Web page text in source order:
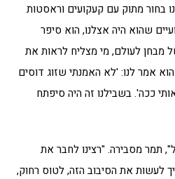
בחור מתוק עם קעקועים וראסטות
שהוא היה אצלנו, הוא סיפר
מבחן לעולם, מי מצליח לראות את
אמר לנו: 'לא האמנתי שזוג דוסים
ככה'. בשבילנו זה היה סיפתח
תמר מסבירה. "רצינו לחבר את
לעשות את הסיבוב הזה, לטוס רחוק,